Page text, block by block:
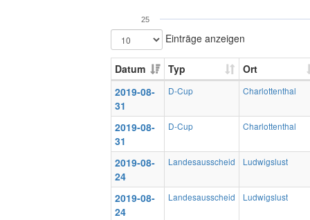
25
Einträge anzeigen
Datum Typ
Ort
2019-08-
31
D-Cup Charlottenthal
2019-08-
31
D-Cup Charlottenthal
2019-08-
24
Landesausscheid Ludwigslust
2019-08-
24
Landesausscheid Ludwigslust